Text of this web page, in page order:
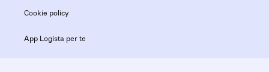
Cookie policy
App Logista per te